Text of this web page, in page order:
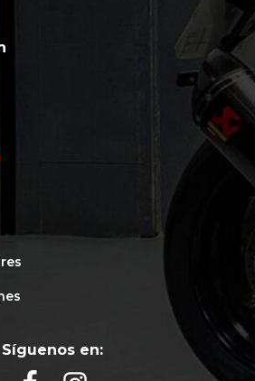
Síguenos en: